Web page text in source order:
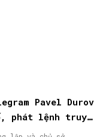
Pavel Durov
phát lệnh truy